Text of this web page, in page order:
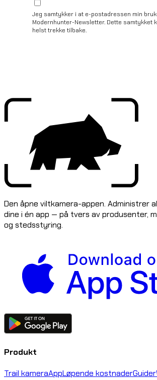
Jeg samtykker i at e-postadressen min
Modernhunter-Newsletter. Dette samtykket
helst trekke tilbake.
Den åpne viltkamera-appen. Administrer
dine i én app — på tvers av produsenter,
og stedsstyring.
Produkt
Trail kameraAppLøpende kostnaderGuider